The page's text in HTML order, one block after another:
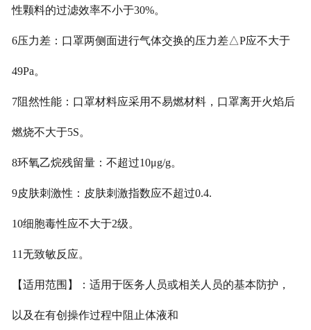
性颗料的过滤效率不小于30%。
6压力差：口罩两侧面进行气体交换的压力差△P应不大于
49Pa。
7阻然性能：口罩材料应采用不易燃材料，口罩离开火焰后
燃烧不大于5S。
8环氧乙烷残留量：不超过10μg/g。
9皮肤刺激性：皮肤刺激指数应不超过0.4.
10细胞毒性应不大于2级。
11无致敏反应。
【适用范围】：适用于医务人员或相关人员的基本防护，
以及在有创操作过程中阻止体液和